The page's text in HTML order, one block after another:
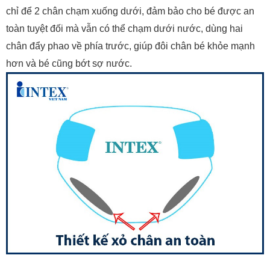
chỉ để 2 chân chạm xuống dưới, đảm bảo cho bé được an
toàn tuyệt đối mà vẫn có thể chạm dưới nước, dùng hai
chân đẩy phao về phía trước, giúp đôi chân bé khỏe mạnh
hơn và bé cũng bớt sợ nước.